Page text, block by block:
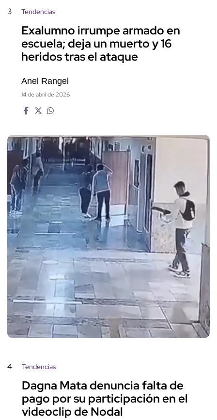
3 Tendencias
Exalumno irrumpe armado en
escuela; deja un muerto y 16
heridos tras el ataque
Anel Rangel
14 de abril de 2026
4 Tendencias
Dagna Mata denuncia falta de
pago por su participación en el
videoclip de Nodal